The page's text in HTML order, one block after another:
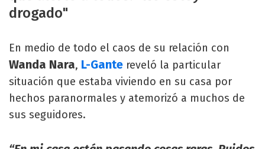
drogado"
En medio de todo el caos de su relación con
Wanda Nara, L-Gante reveló la particular
situación que estaba viviendo en su casa por
hechos paranormales y atemorizó a muchos de
sus seguidores.